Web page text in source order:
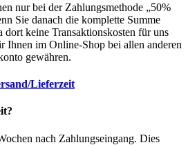
nur bei der Zahlungsmethode „50%
Sie danach die komplette Summe
dort keine Transaktionskosten für uns
Ihnen im Online-Shop bei allen anderen
gewähren.
Lieferzeit
nach Zahlungseingang. Dies